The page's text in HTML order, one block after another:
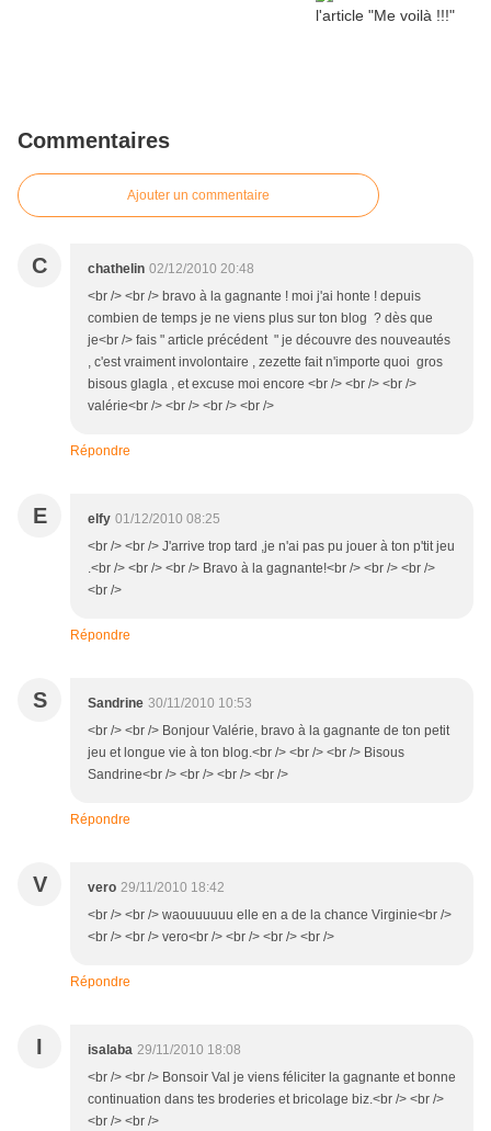
Commentaires
Ajouter un commentaire
C chathelin 02/12/2010 20:48
<br /> <br /> bravo à la gagnante ! moi j'ai honte ! depuis
combien de temps je ne viens plus sur ton blog ? dès que
je<br /> fais " article précédent " je découvre des nouveautés
, c'est vraiment involontaire , zezette fait n'importe quoi gros
bisous glagla , et excuse moi encore <br /> <br /> <br />
valérie<br /> <br /> <br /> <br />
Répondre
E elfy 01/12/2010 08:25
<br /> <br /> J'arrive trop tard ,je n'ai pas pu jouer à ton p'tit jeu
.<br /> <br /> <br /> Bravo à la gagnante!<br /> <br /> <br />
<br />
Répondre
S Sandrine 30/11/2010 10:53
<br /> <br /> Bonjour Valérie, bravo à la gagnante de ton petit
jeu et longue vie à ton blog.<br /> <br /> <br /> Bisous
Sandrine<br /> <br /> <br /> <br />
Répondre
V vero 29/11/2010 18:42
<br /> <br /> waouuuuuu elle en a de la chance Virginie<br />
<br /> <br /> vero<br /> <br /> <br /> <br />
Répondre
I isalaba 29/11/2010 18:08
<br /> <br /> Bonsoir Val je viens féliciter la gagnante et bonne
continuation dans tes broderies et bricolage biz.<br /> <br />
<br /> <br />